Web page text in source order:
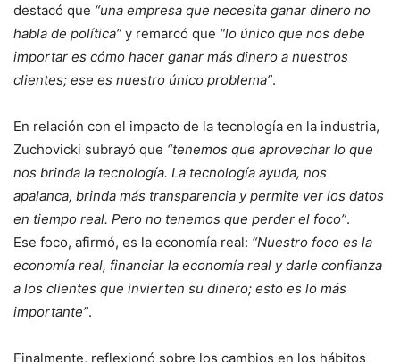
destacó que “una empresa que necesita ganar dinero no
habla de política” y remarcó que “lo único que nos debe
importar es cómo hacer ganar más dinero a nuestros
clientes; ese es nuestro único problema”.
En relación con el impacto de la tecnología en la industria,
Zuchovicki subrayó que “tenemos que aprovechar lo que
nos brinda la tecnología. La tecnología ayuda, nos
apalanca, brinda más transparencia y permite ver los datos
en tiempo real. Pero no tenemos que perder el foco”.
Ese foco, afirmó, es la economía real: “Nuestro foco es la
economía real, financiar la economía real y darle confianza
a los clientes que invierten su dinero; esto es lo más
importante”.
Finalmente, reflexionó sobre los cambios en los hábitos